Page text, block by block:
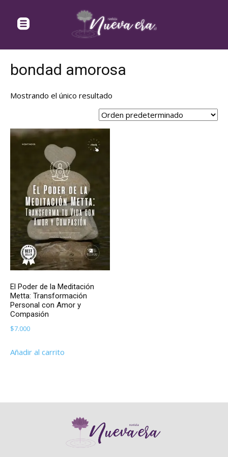
bondad amorosa
Mostrando el único resultado
El Poder de la Meditación
Metta: Transformación
Personal con Amor y
Compasión
$7.000
Añadir al carrito